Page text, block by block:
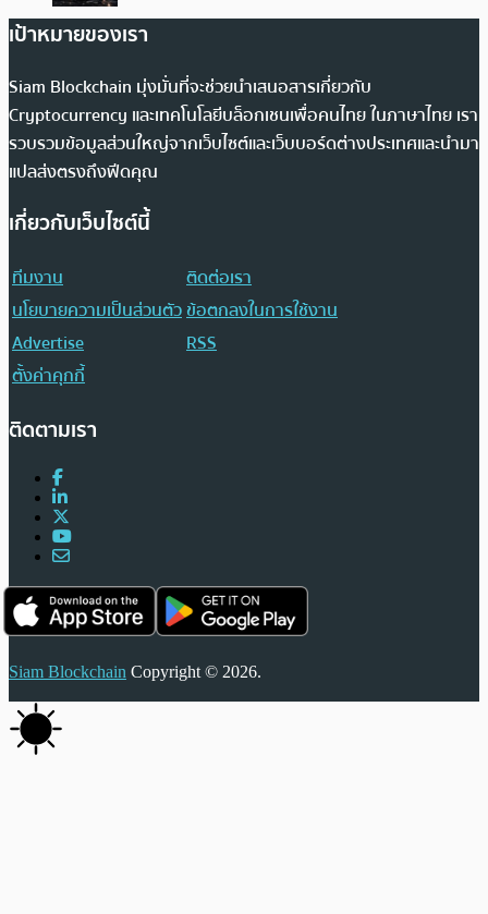
เป้าหมายของเรา
Siam Blockchain มุ่งมั่นที่จะช่วยนำเสนอสารเกี่ยวกับ
Cryptocurrency และเทคโนโลยีบล็อกเชนเพื่อคนไทย ในภาษาไทย เรา
รวบรวมข้อมูลส่วนใหญ่จากเว็บไซต์และเว็บบอร์ดต่างประเทศและนำมา
แปลส่งตรงถึงฟีดคุณ
เกี่ยวกับเว็บไซต์นี้
ทีมงาน
ติดต่อเรา
นโยบายความเป็นส่วนตัวข้อตกลงในการใช้งาน
Advertise
RSS
ตั้งค่าคุกกี้
ติดตามเรา
Siam Blockchain Copyright © 2026.